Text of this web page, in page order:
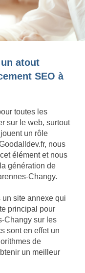
atout
SEO à
toutes les
sur le web, surtout
un rôle
nous
élément et nous
génération de
Changy.
un site annexe qui
principal pour
Changy sur les
sont en effet un
de
un meilleur